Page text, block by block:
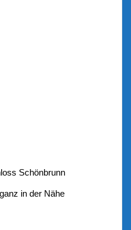
Schönbrunn
in der Nähe